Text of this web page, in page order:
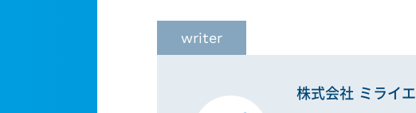
writer
株式会社 ミライエ